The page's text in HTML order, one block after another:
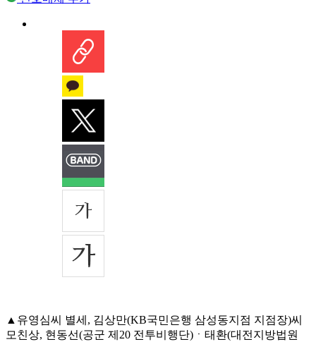
▲유영심씨 별세, 김상만(KB국민은행 삼성동지점 지점장)씨
모친상, 현동선(공군 제20 전투비행단)ㆍ태환(대전지방법원